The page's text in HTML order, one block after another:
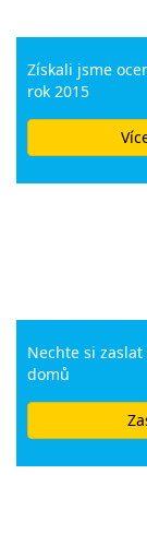
Získali jsme
rok 2015
Nechte si
domů